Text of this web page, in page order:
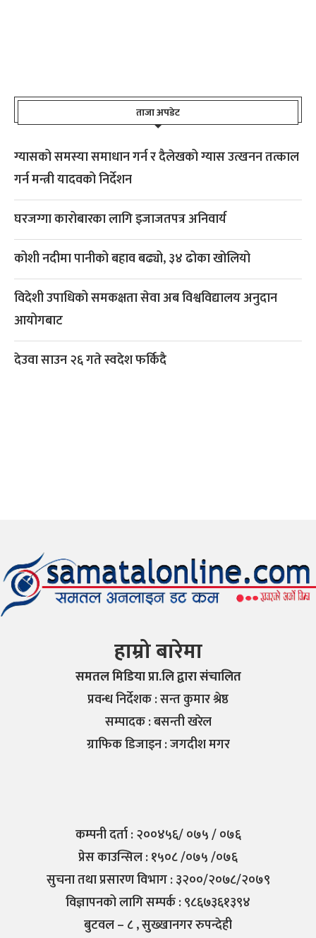
ताजा अपडेट
ग्यासको समस्या समाधान गर्न र दैलेखको ग्यास उत्खनन तत्काल
गर्न मन्त्री यादवको निर्देशन
घरजग्गा कारोबारका लागि इजाजतपत्र अनिवार्य
कोशी नदीमा पानीको बहाव बढ्यो, ३४ ढोका खोलियो
विदेशी उपाधिको समकक्षता सेवा अब विश्वविद्यालय अनुदान
आयोगबाट
देउवा साउन २६ गते स्वदेश फर्किदै
हाम्रो बारेमा
समतल मिडिया प्रा.लि द्वारा संचालित
प्रवन्ध निर्देशक : सन्त कुमार श्रेष्ठ
सम्पादक : बसन्ती खरेल
ग्राफिक डिजाइन : जगदीश मगर
कम्पनी दर्ता : २००४५६/ ०७५ / ०७६
प्रेस काउन्सिल : १५०८ /०७५ /०७६
सुचना तथा प्रसारण विभाग : ३२००/२०७८/२०७९
विज्ञापनको लागि सम्पर्क : ९८६७३६१३९४
बुटवल – ८ , सुख्खानगर रुपन्देही